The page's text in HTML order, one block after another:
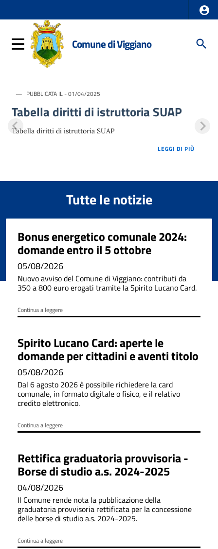
Comune di Viggiano
PUBBLICATA IL - 01/04/2025
Tabella diritti di istruttoria SUAP
Tabella diritti di istruttoria SUAP
LEGGI DI PIÙ
Tutte le notizie
Bonus energetico comunale 2024:
domande entro il 5 ottobre
05/08/2026
Nuovo avviso del Comune di Viggiano: contributi da
350 a 800 euro erogati tramite la Spirito Lucano Card.
Continua a leggere
Spirito Lucano Card: aperte le
domande per cittadini e aventi titolo
05/08/2026
Dal 6 agosto 2026 è possibile richiedere la card
comunale, in formato digitale o fisico, e il relativo
credito elettronico.
Continua a leggere
Rettifica graduatoria provvisoria -
Borse di studio a.s. 2024-2025
04/08/2026
Il Comune rende nota la pubblicazione della
graduatoria provvisoria rettificata per la concessione
delle borse di studio a.s. 2024-2025.
Continua a leggere